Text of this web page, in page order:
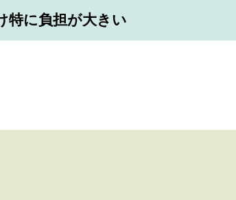
特に負担が⼤きい